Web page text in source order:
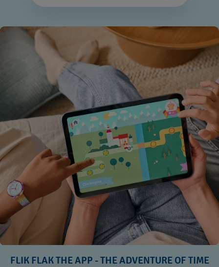
FLIK FLAK THE APP - THE ADVENTURE OF TIME